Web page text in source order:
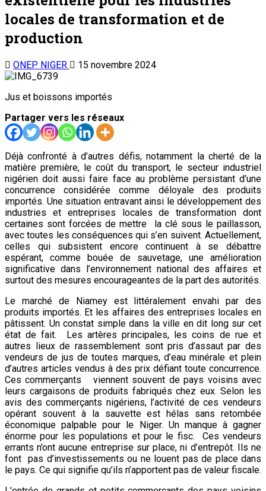
locales de transformation et de
production
ONEP NIGER 15 novembre 2024
Jus et boissons importés
Partager vers les réseaux
Déjà confronté à d’autres défis, notamment la cherté de la
matière première, le coût du transport, le secteur industriel
nigérien doit aussi faire face au problème persistant d’une
concurrence considérée comme déloyale des produits
importés. Une situation entravant ainsi le développement des
industries et entreprises locales de transformation dont
certaines sont forcées de mettre la clé sous le paillasson,
avec toutes les conséquences qui s’en suivent. Actuellement,
celles qui subsistent encore continuent à se débattre
espérant, comme bouée de sauvetage, une amélioration
significative dans l’environnement national des affaires et
surtout des mesures encourageantes de la part des autorités.
Le marché de Niamey est littéralement envahi par des
produits importés. Et les affaires des entreprises locales en
pâtissent. Un constat simple dans la ville en dit long sur cet
état de fait. Les artères principales, les coins de rue et
autres lieux de rassemblement sont pris d’assaut par des
vendeurs de jus de toutes marques, d’eau minérale et plein
d’autres articles vendus à des prix défiant toute concurrence.
Ces commerçants viennent souvent de pays voisins avec
leurs cargaisons de produits fabriqués chez eux. Selon les
avis des commerçants nigériens, l’activité de ces vendeurs
opérant souvent à la sauvette est hélas sans retombée
économique palpable pour le Niger. Un manque à gagner
énorme pour les populations et pour le fisc. Ces vendeurs
errants n’ont aucune entreprise sur place, ni d’entrepôt. Ils ne
font pas d’investissements ou ne louent pas de place dans
le pays. Ce qui signifie qu’ils n’apportent pas de valeur fiscale.